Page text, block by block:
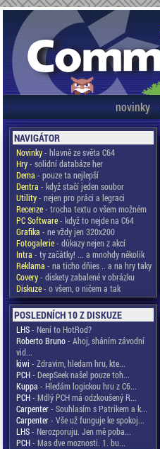
novinky
NAVIGÁTOR
Novinky- hlavně ze světa C64
Hry- solidní databáze her
Dema - pouze ta nejlepší
Dentra - když stačí jeden soubor
Utility- nejen pro práci a legraci
Recenze- trocha textu o všem možném
PC Software- když to nejde na C64
Grafika - ne vždy jen 320x200
Fotogalerie- důkazy nejen z akcí
Intra - ty začátky! ... a mnohdy několik
Reklama - na ticho dňies .. a na hry taky
Covery- diskety zabalené v obrázku
Diskuze- o všem, o ničem a tak
POSLEDNÍCH 10 Z DISKUZE
LHS- Není to HotRod?
Roberto Bruno- Ahoj, sháním závodní
vid...
kiwi - Zdravim, hledam hru, kte...
PCH- DeepSeek našel pouze toh...
Kuppa - Hledám logickou hru z C6...
PCH- Mdlý PCH má odzkoušený R...
Carpenter- Souhlasím s Patrikem a k...
Carpenter- Vše už funguje ke spokoj...
LHS- Nerozporuju. Jen mě poba...
PCH- Mas dve moznosti. 1. bu...